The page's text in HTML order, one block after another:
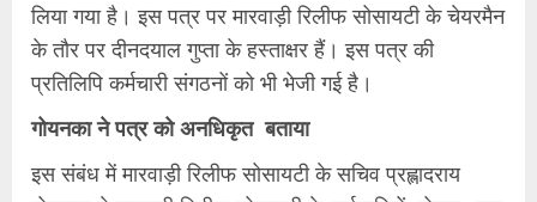
लिया गया है। इस पत्र पर मारवाड़ी रिलीफ सोसायटी के चेयरमैन
के तौर पर दीनदयाल गुप्‍ता के हस्‍ताक्षर हैं। इस पत्र की
प्रतिलिपि कर्मचारी संगठनों को भी भेजी गई है।
गोयनका ने पत्र को अनधिकृत बताया
इस संबंध में मारवाड़ी रिलीफ सोसायटी के सचिव प्रह्लादराय